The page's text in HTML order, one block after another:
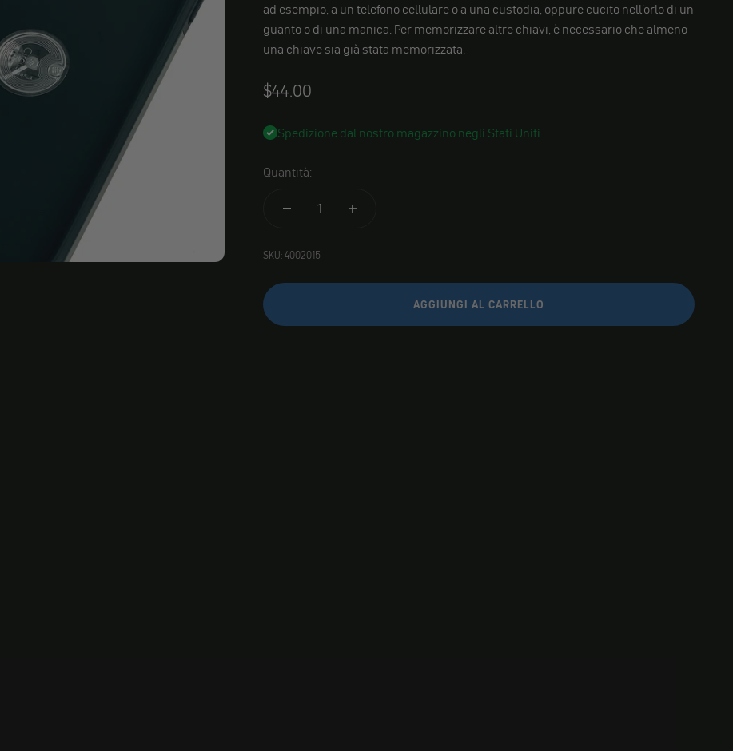
ad esempio, a un telefono cellulare o a una custodia, oppure cucito nell'orlo di un
guanto o di una manica. Per memorizzare altre chiavi, è necessario che almeno
una chiave sia già stata memorizzata.
Angebot
$44.00
Spedizione dal nostro magazzino negli Stati Uniti
Quantità:
SKU: 4002015
AGGIUNGI AL CARRELLO